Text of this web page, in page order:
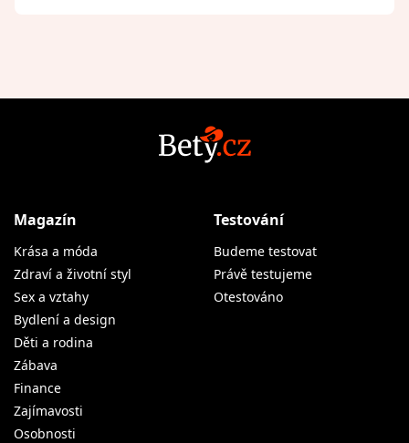
Magazín
Krása a móda
Zdraví a životní styl
Sex a vztahy
Bydlení a design
Děti a rodina
Zábava
Finance
Zajímavosti
Osobnosti
Testování
Budeme testovat
Právě testujeme
Otestováno